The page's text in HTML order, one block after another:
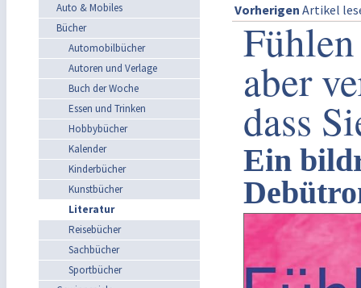
Auto & Mobiles
Bücher
Automobilbücher
Autoren und Verlage
Buch der Woche
Essen und Trinken
Hobbybücher
Kalender
Kinderbücher
Kunstbücher
Literatur
Reisebücher
Sachbücher
Sportbücher
Vorherigen Artikel
aber
dass
Ein